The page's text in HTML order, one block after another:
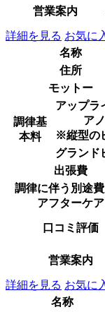
営業案内
詳細を見る お気に
名称
住所
モットー
調律基
本料
アップラ
アノ
※縦型の
グランド
出張費
調律に伴う別途
アフターケア
口コミ評価
営業案内
詳細を見る お気に
名称